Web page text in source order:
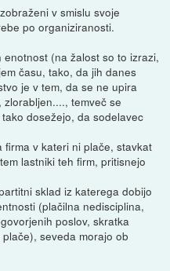
v smislu svoje
po organiziranosti.
(na žalost so to izrazi,
času, tako, da jih danes
je v tem, da se ne upira
temveč se
dosežejo, da sodelavec
v kateri ni plače, stavkat
lastniki teh firm, pritisnejo
sklad iz katerega dobijo
(plačilna nedisciplina,
poslov, skratka
seveda morajo ob